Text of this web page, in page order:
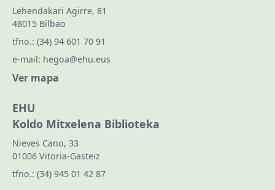
Lehendakari Agirre, 81
48015 Bilbao
tfno.: (34) 94 601 70 91
e-mail: hegoa@ehu.eus
Ver mapa
EHU
Koldo Mitxelena Biblioteka
Nieves Cano, 33
01006 Vitoria-Gasteiz
tfno.: (34) 945 01 42 87